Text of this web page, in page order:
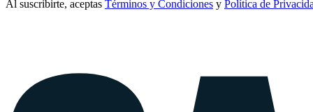
Al suscribirte, aceptas Términos y Condiciones y Política de